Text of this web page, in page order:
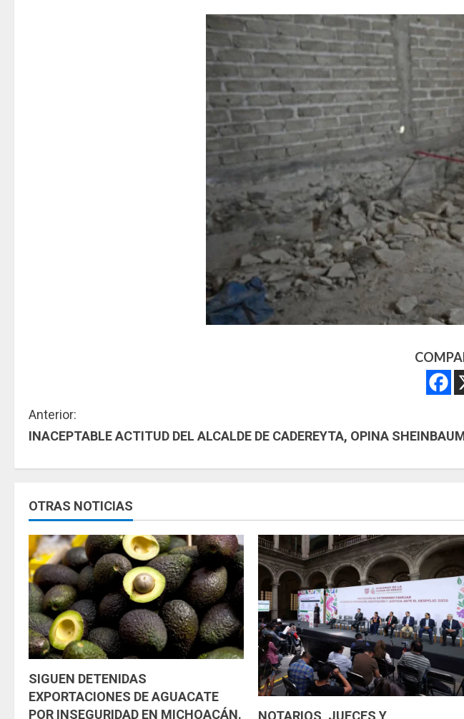
S
i
g
u
e
l
e
y
e
n
Anterior:
INACEPTABLE ACTITUD DEL ALCALDE DE CADEREYTA, OPINA
OTRAS NOTICIAS
SIGUEN DETENIDAS
EXPORTACIONES DE AGUACATE
POR INSEGURIDAD EN MICHOACÁN.
NOTARIOS, JUECES Y